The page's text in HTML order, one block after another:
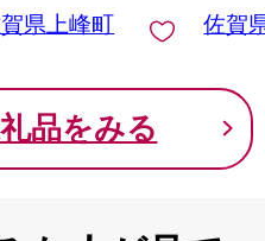
県上峰町
佐賀
品をみる